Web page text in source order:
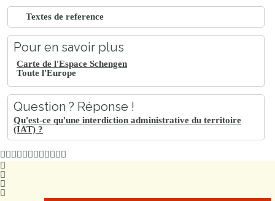
Textes de reference
Pour en savoir plus
Carte de l'Espace Schengen
Toute l'Europe
Question ? Réponse !
Qu'est-ce qu'une interdiction administrative du territoire
(IAT) ?